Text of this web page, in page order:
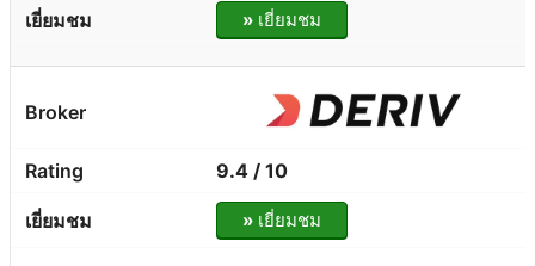
»เยี่ยมชม
9.4 / 10
»เยี่ยมชม